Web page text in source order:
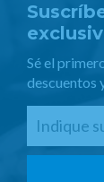
Sé el
descuentos